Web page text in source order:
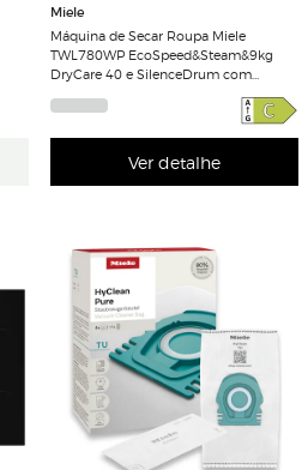
Miele
Máquina de Secar Roupa Miele
TWL780WP EcoSpeed&Steam&9kg
DryCare 40 e SilenceDrum com
Bomba de Calor e de 9 Kg - Branco
Lótus
Ver detalhe